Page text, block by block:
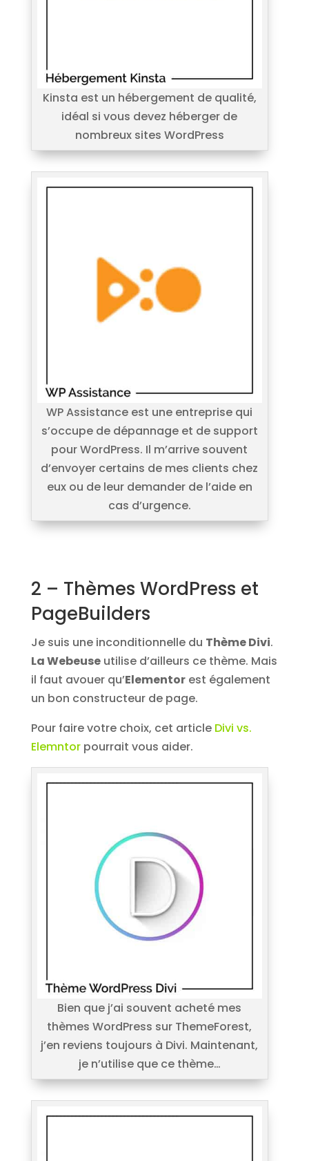
Kinsta est un hébergement de qualité,
idéal si vous devez héberger de
nombreux sites WordPress
WP Assistance est une entreprise qui
s’occupe de dépannage et de support
pour WordPress. Il m’arrive souvent
d’envoyer certains de mes clients chez
eux ou de leur demander de l’aide en
cas d’urgence.
2 – Thèmes WordPress et
PageBuilders
Je suis une inconditionnelle du Thème Divi.
La Webeuseutilise d’ailleurs ce thème. Mais
il faut avouer qu’Elementorest également
un bon constructeur de page.
Pour faire votre choix, cet article Divi vs.
Elemntorpourrait vous aider.
Bien que j’ai souvent acheté mes
thèmes WordPress sur ThemeForest,
j’en reviens toujours à Divi. Maintenant,
je n’utilise que ce thème…